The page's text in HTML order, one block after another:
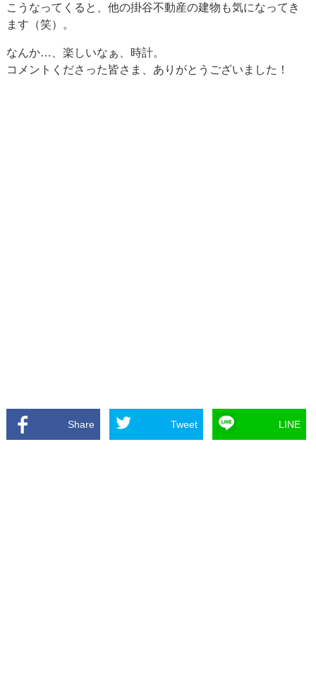
こうなってくると、他の掛谷不動産の建物も気になってき
ます（笑）。
なんか…、楽しいなぁ、時計。
コメントくださった皆さま、ありがとうございました！
Share Tweet LINE